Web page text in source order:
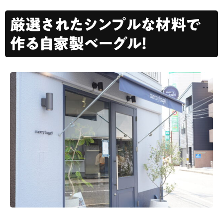
厳選されたシンプルな材料で
作る自家製ベーグル！